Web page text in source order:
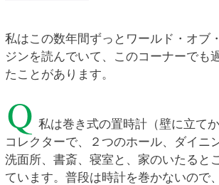
私はこの数年間ずっとワールド・オブ
ジンを読んでいて、このコーナーでも
たことがあります。
Q 私は巻き式の置時計（壁に立て
コレクターで、２つのホール、ダイニ
洗面所、書斎、寝室と、家のいたると
ています。普段は時計を巻かないので